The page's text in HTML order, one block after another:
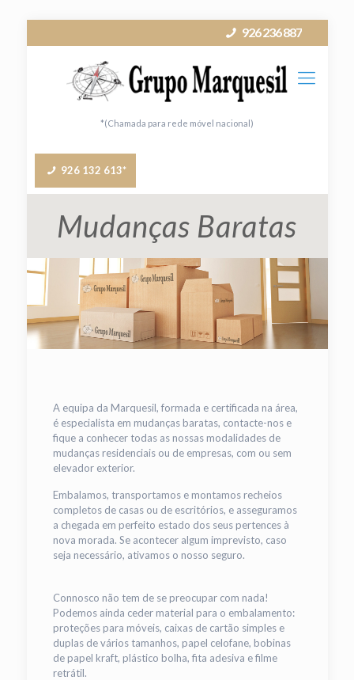
926 236 887
*(Chamada para rede móvel nacional)
926 132 613*
Mudanças Baratas
A equipa da Marquesil, formada e certificada na área,
é especialista em mudanças baratas, contacte-nos e
fique a conhecer todas as nossas modalidades de
mudanças residenciais ou de empresas, com ou sem
elevador exterior.
Embalamos, transportamos e montamos recheios
completos de casas ou de escritórios, e asseguramos
a chegada em perfeito estado dos seus pertences à
nova morada. Se acontecer algum imprevisto, caso
seja necessário, ativamos o nosso seguro.
Connosco não tem de se preocupar com nada!
Podemos ainda ceder material para o embalamento:
proteções para móveis, caixas de cartão simples e
duplas de vários tamanhos, papel celofane, bobinas
de papel kraft, plástico bolha, fita adesiva e filme
retrátil.